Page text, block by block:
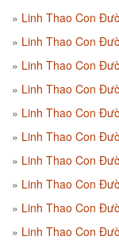
Linh Thao Con
Linh Thao Con
Linh Thao Con
Linh Thao Con
Linh Thao Con
Linh Thao Con
Linh Thao Con
Linh Thao Con
Linh Thao Con
Linh Thao Con